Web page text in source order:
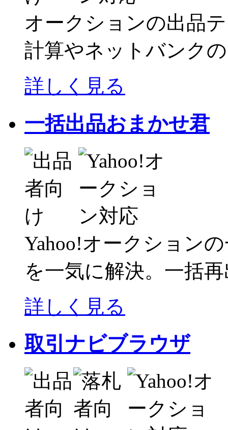
オークションの出品
計算やネットバンク
詳しく見る
一括出品おまかせ君
Yahoo!オークション
を一気に解決。一括
詳しく見る
取引ナビブラウザ